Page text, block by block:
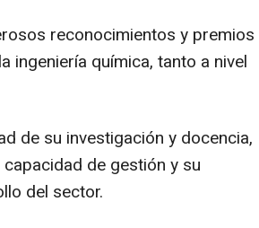
reconocimientos y premios
ingeniería química, tanto a nivel
de su investigación y docencia,
de gestión y su
del sector.